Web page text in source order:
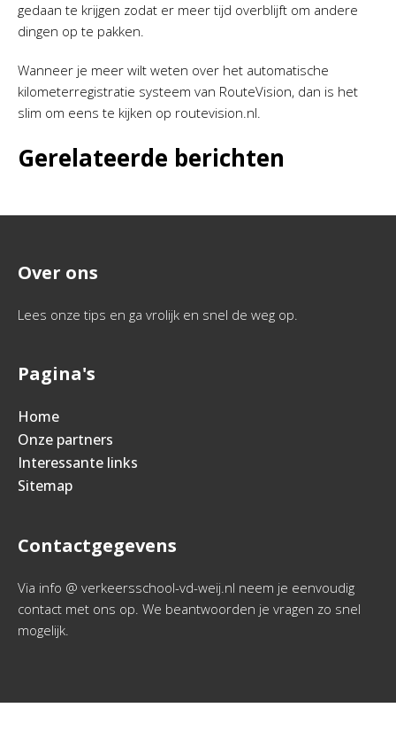
gedaan te krijgen zodat er meer tijd overblijft om andere
dingen op te pakken.
Wanneer je meer wilt weten over het automatische
kilometerregistratie systeem van RouteVision, dan is het
slim om eens te kijken op routevision.nl.
Gerelateerde berichten
Over ons
Lees onze tips en ga vrolijk en snel de weg op.
Pagina's
Home
Onze partners
Interessante links
Sitemap
Contactgegevens
Via info @ verkeersschool-vd-weij.nl neem je eenvoudig
contact met ons op. We beantwoorden je vragen zo snel
mogelijk.